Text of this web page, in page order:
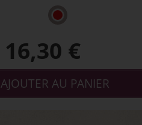
16,30 €
AJOUTER AU PANIER